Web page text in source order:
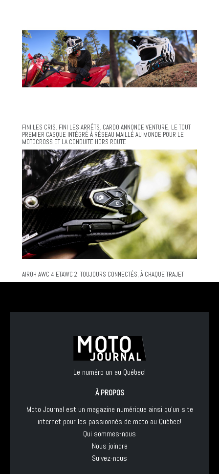
FINI LES CRIS. FINI LES ARRÊTS. CARDO ANNONCE VENTURE, LE TOUT
PREMIER CASQUE INTÉGRÉ À RÉSEAU MAILLÉ AU MONDE POUR LE
MOTOCROSS ET LA CONDUITE HORS ROUTE
AIROH AWC 4 ETAWC 2: TOUJOURS CONNECTÉS, À CHAQUE TRAJET
Le numéro un au Québec!
À PROPOS
Moto Journal est un magazine numérique ainsi qu'un site
internet pour les passionnés de moto au Québec!
Qui sommes-nous
Nous joindre
Suivez-nous